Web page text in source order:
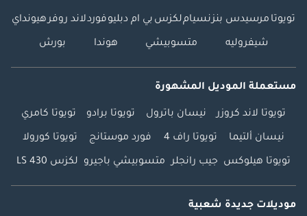
تويوتا مرسيدس بنزنسياملكزس بي ام دبليوفوردلاند روفرهيونداي
شيفروليه متسوبيشي هوندا بورش
مستعملة الموديل المشهورة
تويوتا لاند كروزر نيسان باترول تويوتا برادو تويوتا كامري
نيسان ألتيما تويوتا راف 4 فورد موستانج تويوتا كورولا
تويوتا هيلوكس جيب رانجلر متسوبيشي باجيرو لكزس LS 430
موديلات جديدة شعبية